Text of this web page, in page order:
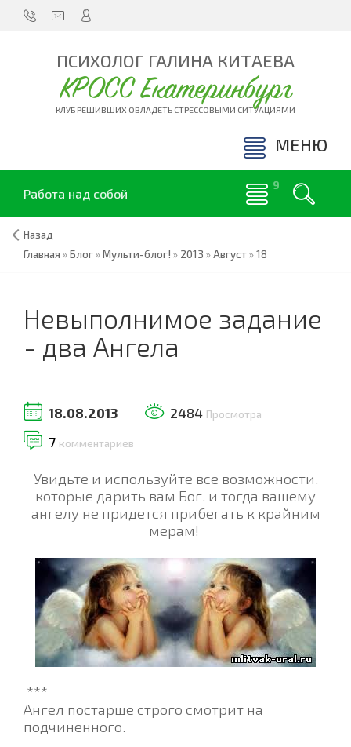
ПСИХОЛОГ ГАЛИНА КИТАЕВА
КРОСС Екатеринбург
КЛУБ РЕШИВШИХ ОВЛАДЕТЬ СТРЕССОВЫМИ СИТУАЦИЯМИ
МЕНЮ
Работа над собой
Назад
Главная »Блог»Мульти-блог! » 2013 »Август»18
Невыполнимое задание
- два Ангела
18.08.2013 2484 Просмотра
7 комментариев
Увидьте и используйте все возможности,
которые дарить вам Бог, и тогда вашему
ангелу не придется прибегать к крайним
мерам!
***
Ангел постарше строго смотрит на
подчиненного.